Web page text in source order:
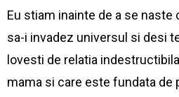
Eu stiam inainte de a se naste
sa-i invadez universul si desi
lovesti de relatia
mama si care este fundata de